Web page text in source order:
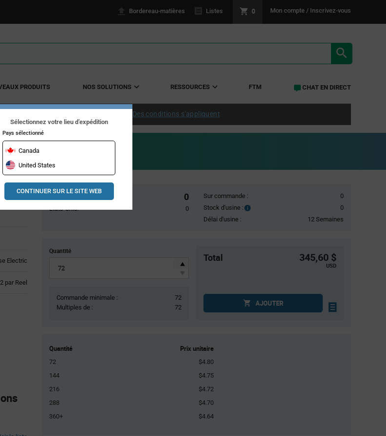
Bordereau-matières Listes 0 Mon compte / Inscrivez-vous
PRODUITS NOS SOLUTIONS RESSOURCES FTM CHAT EN DIRECT
Unis continentaux à partir de 50 $ US. Des conditions s'appliquent
Electric
par Reel
Pricing
Stock global 0
États-Unis: 0
Sur commande :
0
Stock d'usine :
Stock
0
Délai d'usine :
12 Semaines
Quantité
Commande minimale :
72
Multiples de :
72
Total 345,60 $
USD
AJOUTER
Quantité Prix unitaire
72
$4.80
144
$4.75
216
$4.72
288
$4.70
360+
$4.64
Sélectionnez votre lieu d’expédition
Pays sélectionné
Canada
United States
CONTINUER SUR LE SITE WEB